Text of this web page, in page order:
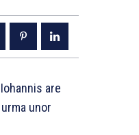
are
unor